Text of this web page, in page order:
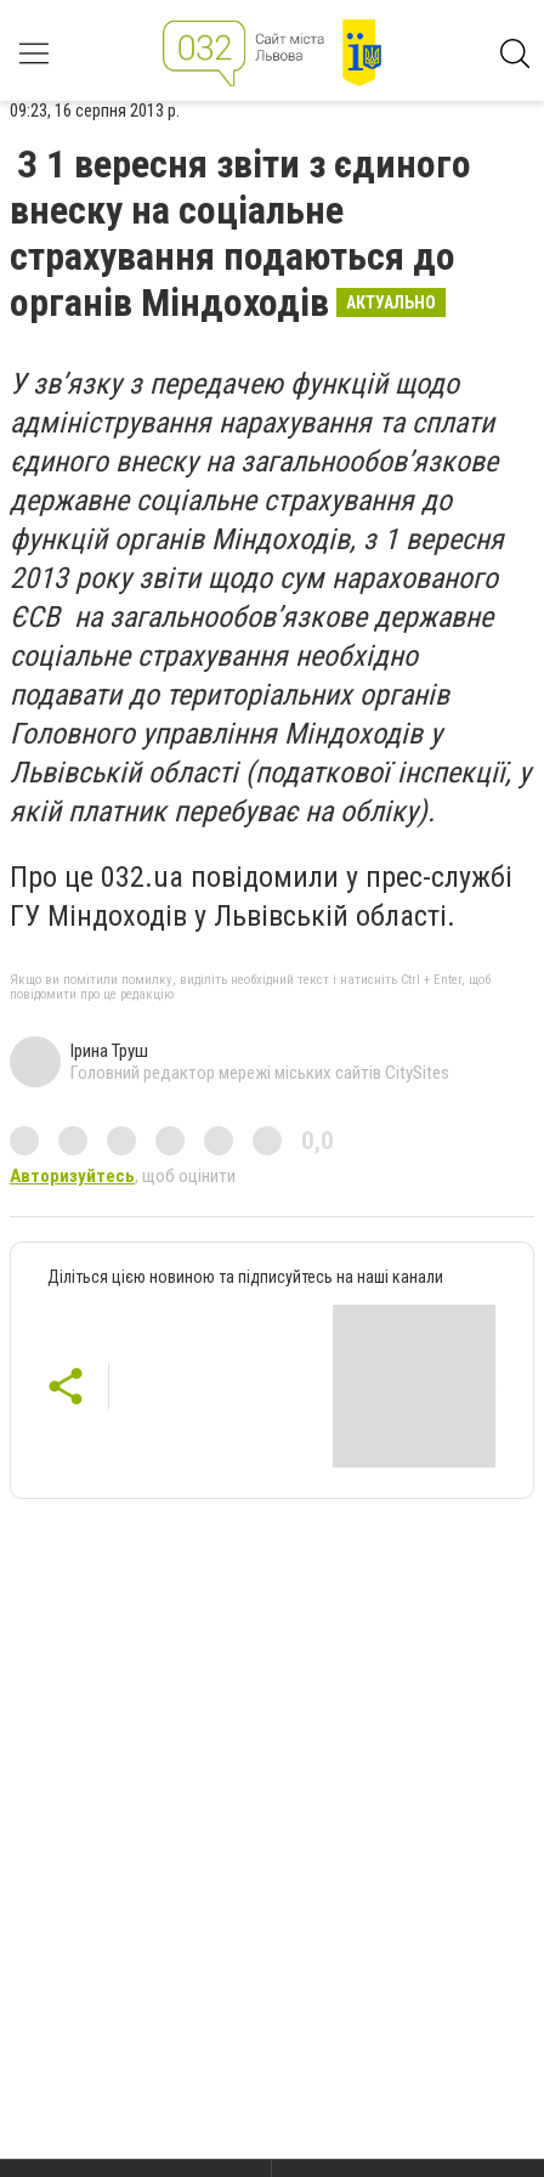
09:23, 16 серпня 2013 р.
З 1 вересня звіти з єдиного
внеску на соціальне
страхування подаються до
органів Міндоходів
АКТУАЛЬНО
У зв’язку з передачею функцій щодо
адміністрування нарахування та сплати
єдиного внеску на загальнообов’язкове
державне соціальне страхування до
функцій органів Міндоходів, з 1 вересня
2013 року звіти щодо сум нарахованого
ЄСВ на загальнообов’язкове державне
соціальне страхування необхідно
подавати до територіальних органів
Головного управління Міндоходів у
Львівській області (податкової інспекції, у
якій платник перебуває на обліку).
Про це 032.ua повідомили у прес-службі
ГУ Міндоходів у Львівській області.
Якщо ви помітили помилку, виділіть необхідний текст і натисніть Ctrl + Enter, щоб
повідомити про це редакцію
Ірина Труш
Головний редактор мережі міських сайтів CitySites
0,0
Авторизуйтесь, щоб оцінити
Діліться цією новиною та підписуйтесь на наші канали